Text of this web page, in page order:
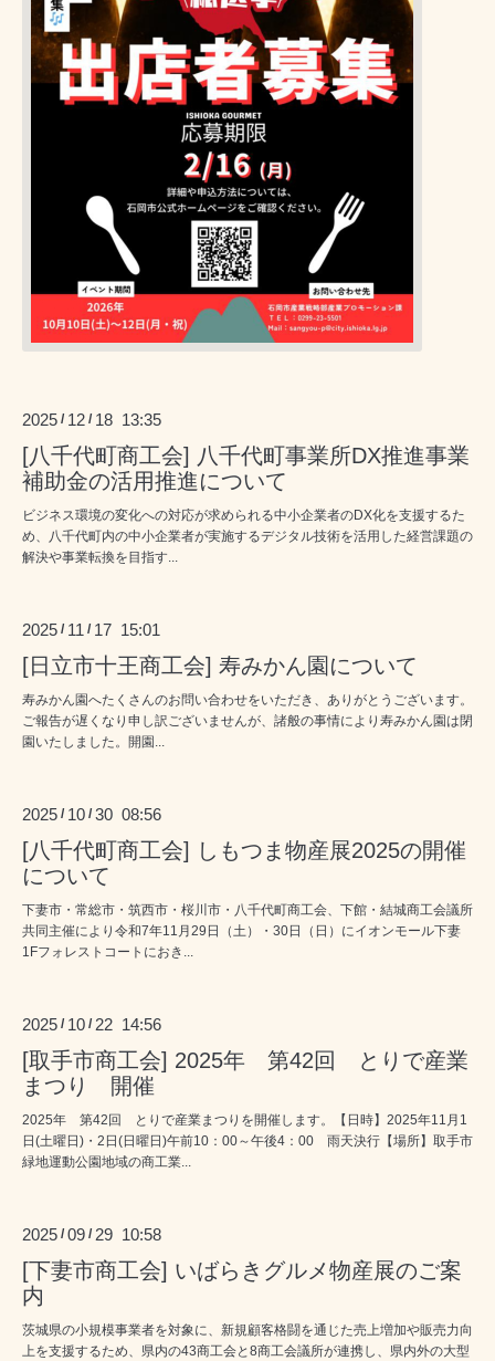
2025 / 12 / 18 13:35
[八千代町商工会] 八千代町事業所DX推進事業
補助金の活用推進について
ビジネス環境の変化への対応が求められる中小企業者のDX化を支援するた
め、八千代町内の中小企業者が実施するデジタル技術を活用した経営課題の
解決や事業転換を目指す...
2025 / 11 / 17 15:01
[日立市十王商工会] 寿みかん園について
寿みかん園へたくさんのお問い合わせをいただき、ありがとうございます。
ご報告が遅くなり申し訳ございませんが、諸般の事情により寿みかん園は閉
園いたしました。開園...
2025 / 10 /30 08:56
[八千代町商工会] しもつま物産展2025の開催
について
下妻市・常総市・筑西市・桜川市・八千代町商工会、下館・結城商工会議所
共同主催により令和7年11月29日（土）・30日（日）にイオンモール下妻
1Fフォレストコートにおき...
2025 / 10 / 22 14:56
[取手市商工会] 2025年 第42回 とりで産業
まつり 開催
2025年 第42回 とりで産業まつりを開催します。【日時】2025年11月1
日(土曜日)・2日(日曜日)午前10：00～午後4：00 雨天決行【場所】取手市
緑地運動公園地域の商工業...
2025 /09 / 29 10:58
[下妻市商工会] いばらきグルメ物産展のご案
内
茨城県の小規模事業者を対象に、新規顧客格闘を通じた売上増加や販売力向
上を支援するため、県内の43商工会と8商工会議所が連携し、県内外の大型